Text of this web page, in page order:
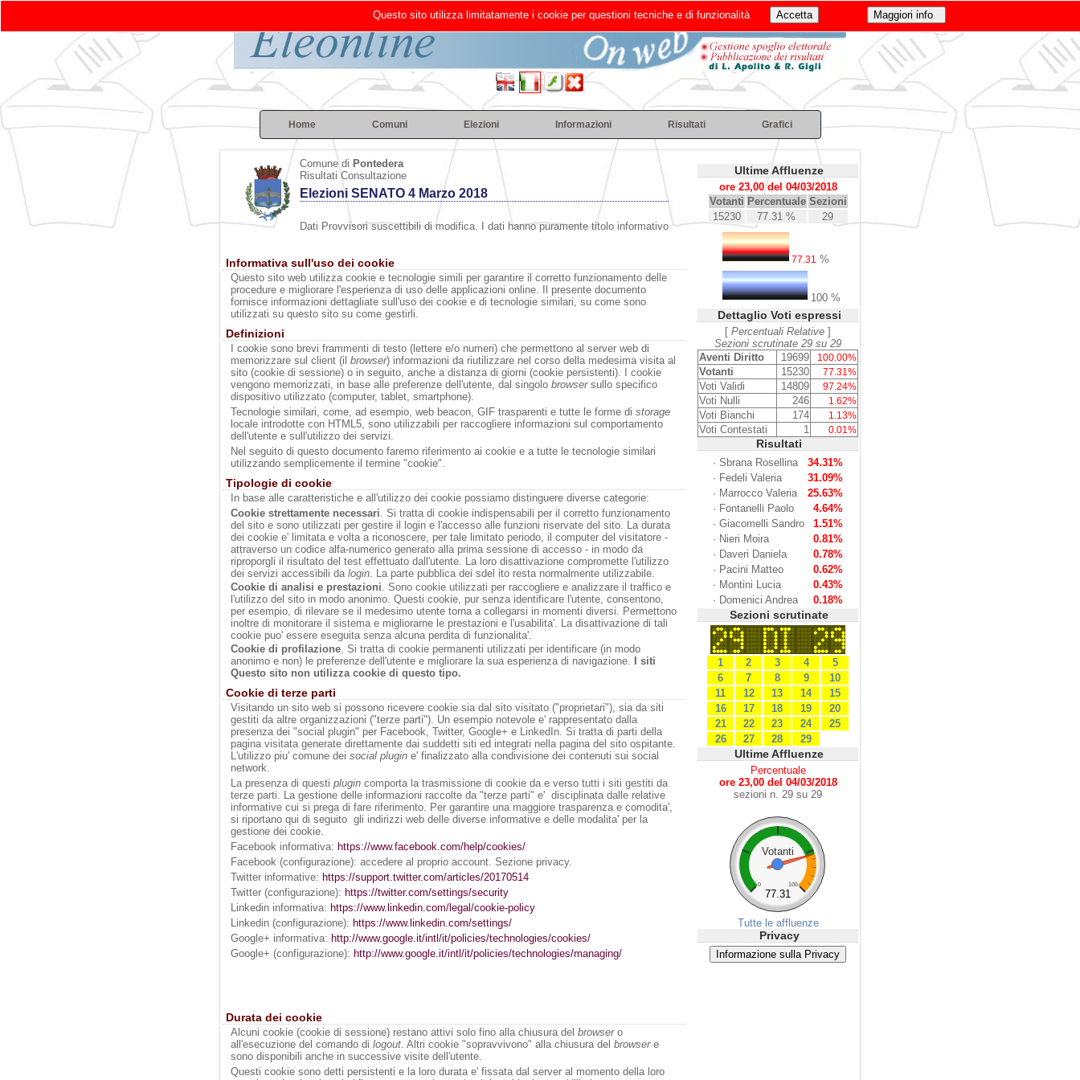
Home Comuni Elezioni Informazioni Risultati Grafici
Comune di Pontedera
Risultati Consultazione
Elezioni SENATO 4 Marzo 2018
Dati Provvisori suscettibili di modifica. I dati hanno puramente titolo informativo
Informativa sull'uso dei cookie
Questo sito web utilizza cookie e tecnologie simili per garantire il corretto funzionamento delle
procedure e migliorare l'esperienza di uso delle applicazioni online. Il presente documento
fornisce informazioni dettagliate sull'uso dei cookie e di tecnologie similari, su come sono
utilizzati su questo sito su come gestirli.
Definizioni
I cookie sono brevi frammenti di testo (lettere e/o numeri) che permettono al server web di
memorizzare sul client (il browser) informazioni da riutilizzare nel corso della medesima visita al
sito (cookie di sessione) o in seguito, anche a distanza di giorni (cookie persistenti). I cookie
vengono memorizzati, in base alle preferenze dell'utente, dal singolo browsersullo specifico
dispositivo utilizzato (computer, tablet, smartphone).
Tecnologie similari, come, ad esempio, web beacon, GIF trasparenti e tutte le forme di storage
locale introdotte con HTML5, sono utilizzabili per raccogliere informazioni sul comportamento
dell'utente e sull'utilizzo dei servizi.
Nel seguito di questo documento faremo riferimento ai cookie e a tutte le tecnologie similari
utilizzando semplicemente il termine "cookie".
Tipologie di cookie
In base alle caratteristiche e all'utilizzo dei cookie possiamo distinguere diverse categorie:
Cookie strettamente necessari. Si tratta di cookie indispensabili per il corretto funzionamento
del sito e sono utilizzati per gestire il login e l'accesso alle funzioni riservate del sito. La durata
dei cookie e' limitata e volta a riconoscere, per tale limitato periodo, il computer del visitatore -
attraverso un codice alfa-numerico generato alla prima sessione di accesso - in modo da
riproporgli il risultato del test effettuato dall'utente. La loro disattivazione compromette l'utilizzo
dei servizi accessibili da login. La parte pubblica dei sdel ito resta normalmente utilizzabile.
Cookie di analisi e prestazioni. Sono cookie utilizzati per raccogliere e analizzare il traffico e
l'utilizzo del sito in modo anonimo. Questi cookie, pur senza identificare l'utente, consentono,
per esempio, di rilevare se il medesimo utente torna a collegarsi in momenti diversi. Permettono
inoltre di monitorare il sistema e migliorarne le prestazioni e l'usabilita'. La disattivazione di tali
cookie puo' essere eseguita senza alcuna perdita di funzionalita'.
Cookie di profilazione. Si tratta di cookie permanenti utilizzati per identificare (in modo
anonimo e non) le preferenze dell'utente e migliorare la sua esperienza di navigazione.
I siti
Questo sito non utilizza cookie di questo tipo.
Cookie di terze parti
Visitando un sito web si possono ricevere cookie sia dal sito visitato ("proprietari"), sia da siti
gestiti da altre organizzazioni ("terze parti"). Un esempio notevole e' rappresentato dalla
presenza dei "social plugin" per Facebook, Twitter, Google+ e LinkedIn. Si tratta di parti della
pagina visitata generate direttamente dai suddetti siti ed integrati nella pagina del sito ospitante.
L'utilizzo piu' comune dei social plugin e' finalizzato alla condivisione dei contenuti sui social
network.
La presenza di questi plugin comporta la trasmissione di cookie da e verso tutti i siti gestiti da
terze parti. La gestione delle informazioni raccolte da "terze parti" e' disciplinata dalle relative
informative cui si prega di fare riferimento. Per garantire una maggiore trasparenza e comodita',
si riportano qui di seguito gli indirizzi web delle diverse informative e delle modalita' per la
gestione dei cookie.
Facebook informativa: https://www.facebook.com/help/cookies/
Facebook (configurazione): accedere al proprio account. Sezione privacy.
Twitter informative: https://support.twitter.com/articles/20170514
Twitter (configurazione): https://twitter.com/settings/security
Linkedin informativa: https://www.linkedin.com/legal/cookie-policy
Linkedin (configurazione): https://www.linkedin.com/settings/
Google+ informativa: http://www.google.it/intl/it/policies/technologies/cookies/
Google+ (configurazione): http://www.google.it/intl/it/policies/technologies/managing/
Durata dei cookie
Alcuni cookie (cookie di sessione) restano attivi solo fino alla chiusura del browsero
all'esecuzione del comando di logout. Altri cookie "sopravvivono" alla chiusura del browsere
sono disponibili anche in successive visite dell'utente.
Questi cookie sono detti persistenti e la loro durata e' fissata dal server al momento della loro
Ultime Affluenze
ore 23,00 del 04/03/2018
Votanti Percentuale Sezioni
15230
77.31 % 29
77.31 %
100 %
Dettaglio Voti espressi
[ Percentuali Relative ]
Sezioni scrutinate 29 su 29
Aventi Diritto
19699 100.00%
Votanti 15230 77.31%
Voti Validi 14809 97.24%
Voti Nulli 246 1.62%
Voti Bianchi 174 1.13%
Voti Contestati 1 0.01%
Risultati
· Sbrana Rosellina
34.31%
· Fedeli Valeria
31.09%
· Marrocco Valeria
25.63%
· Fontanelli Paolo
4.64%
· Giacomelli Sandro
1.51%
· Nieri Moira
0.81%
· Daveri Daniela
0.78%
· Pacini Matteo
0.62%
· Montini Lucia
0.43%
· Domenici Andrea 0.18%
Sezioni scrutinate
1 2 3 4
5
6
7 8 9
10
11
12 13 14
15
16
17 18 19
20
21
22 23 24
25
26
27 28 29
Ultime Affluenze
Percentuale
ore 23,00 del 04/03/2018
sezioni n. 29 su 29
Votanti
0 100
77.31
Tutte le affluenze
Questo sito utilizza limitatamente i cookie per questioni tecniche e di funzionalità
Privacy